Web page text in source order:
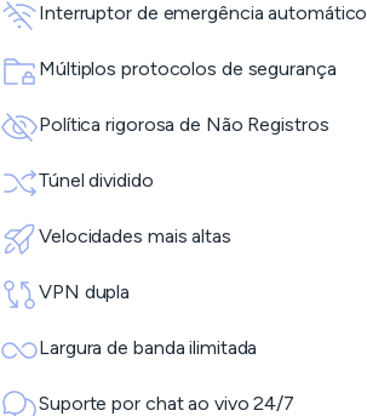
Interruptor de emergência automático
Múltiplos protocolos de segurança
Política rigorosa de Não Registros
Túnel dividido
Velocidades mais altas
VPN dupla
Largura de banda ilimitada
Suporte por chat ao vivo 24/7